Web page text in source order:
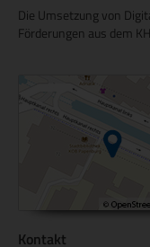
Die Umsetzung von
Förderungen aus dem
Kontakt